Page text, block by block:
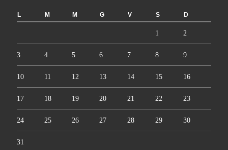
L M M G V S D
1 2
3 4 5 6 7 8 9
10 11 12 13 14 15 16
17 18 19 20 21 22 23
24 25 26 27 28 29 30
31